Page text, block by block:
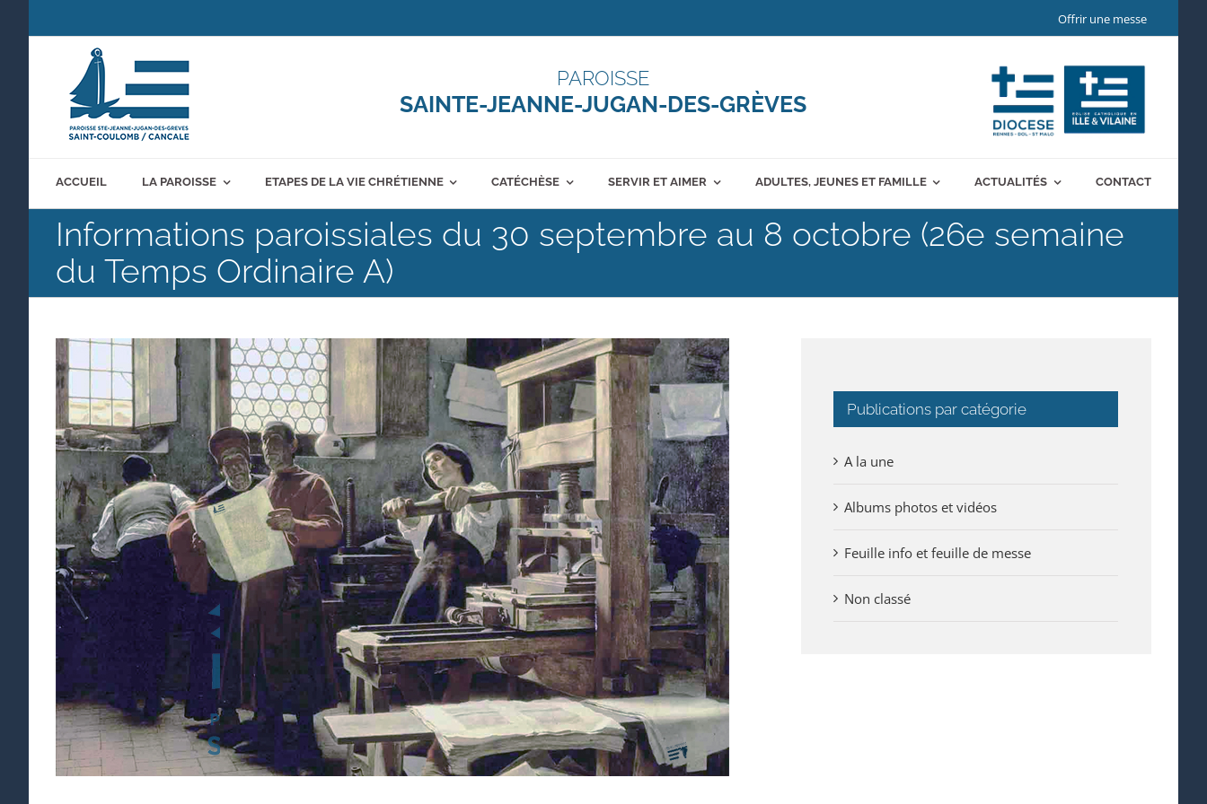
Offrir une messe
PAROISSE
SAINTE-JEANNE-JUGAN-DES-GRÈVES
ACCUEIL LA PAROISSE ETAPES DE LA VIE CHRÉTIENNE CATÉCHÈSE SERVIR ET AIMER ADULTES, JEUNES ET FAMILLE ACTUALITÉS CONTACT
Informations paroissiales du 30 septembre au 8 octobre (26e semaine
du Temps Ordinaire A)
Voir
l'image
agrandie
Publications par catégorie
A la une
Albums photos et vidéos
Feuille info et feuille de messe
Non classé